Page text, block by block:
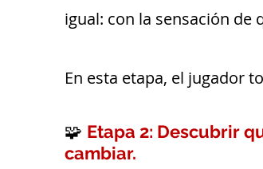
igual: con la sensación de
En esta etapa, el jugador
🧩 Etapa 2: Descubrir
cambiar.